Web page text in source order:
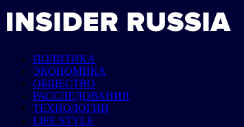
ПОЛИТИКА
ЭКОНОМИКА
ОБЩЕСТВО
РАССЛЕДОВАНИЯ
ТЕХНОЛОГИИ
LIFE STYLE